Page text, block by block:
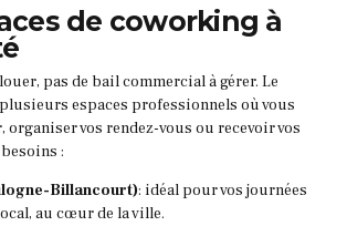
de coworking à
pas de bail commercial à gérer. Le
espaces professionnels où vous
organiser vos rendez-vous ou recevoir vos
:
Billancourt): idéal pour vos journées
au cœur de la ville.